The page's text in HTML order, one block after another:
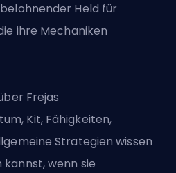
Held für
ihre Mechaniken
Frejas
Kit, Fähigkeiten,
Strategien wissen
kannst, wenn sie